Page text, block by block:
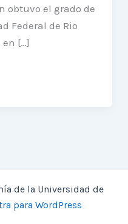
obtuvo el grado de
Federal de Rio
en […]
de la Universidad de
para WordPress